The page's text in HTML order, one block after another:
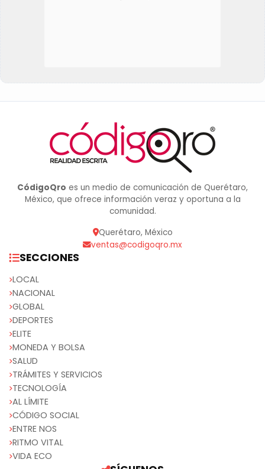
CódigoQro es un medio de comunicación de Querétaro,
México, que ofrece información veraz y oportuna a la
comunidad.
Querétaro, México
ventas@codigoqro.mx
SECCIONES
LOCAL
NACIONAL
GLOBAL
DEPORTES
ELITE
MONEDA Y BOLSA
SALUD
TRÁMITES Y SERVICIOS
TECNOLOGÍA
AL LÍMITE
CÓDIGO SOCIAL
ENTRE NOS
RITMO VITAL
VIDA ECO